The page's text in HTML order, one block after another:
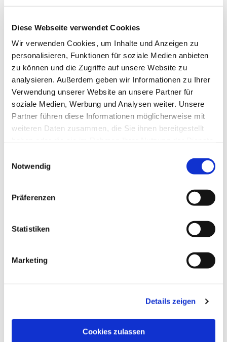
Diese Webseite verwendet Cookies
Wir verwenden Cookies, um Inhalte und Anzeigen zu
personalisieren, Funktionen für soziale Medien anbieten
zu können und die Zugriffe auf unsere Website zu
analysieren. Außerdem geben wir Informationen zu Ihrer
Verwendung unserer Website an unsere Partner für
soziale Medien, Werbung und Analysen weiter. Unsere
Partner führen diese Informationen möglicherweise mit
weiteren Daten zusammen, die Sie ihnen bereitgestellt
Notwendig
Präferenzen
Statistiken
Marketing
Details zeigen
Cookies zulassen
Dies könnte Sie auch
interessieren